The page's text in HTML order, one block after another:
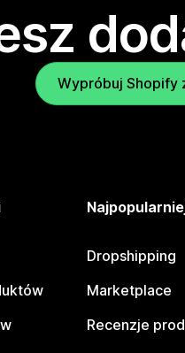
Wypróbuj Shopify
Dropshipping
Marketplace
Recenzje